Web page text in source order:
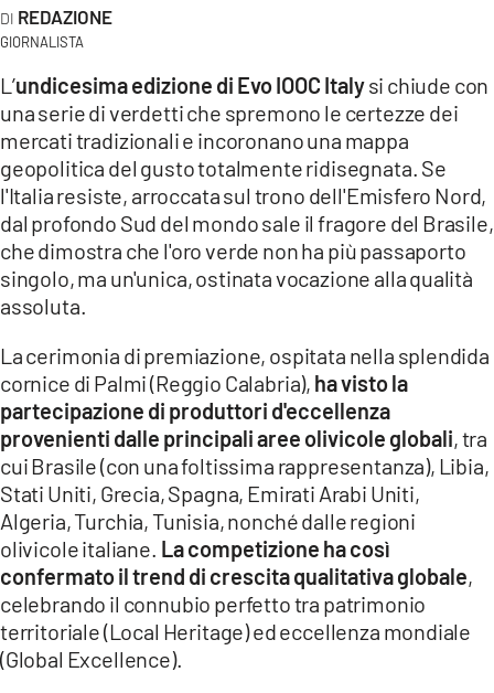
LaC
LACPLAY.IT
LACTV.IT
LACONAIR.IT
LACITYMAG.IT
ILREGGINO.IT
COSENZACHANNEL.IT
ILVIBONESE.IT
CATANZAROCHANNEL.IT
LACAPITALENEWS.IT
App
ANDROID
APPLE
REDAZIONE
GIORNALISTA
L’undicesima edizione di Evo IOOC Italysi chiude con
una serie di verdetti che spremono le certezze dei
mercati tradizionali e incoronano una mappa
geopolitica del gusto totalmente ridisegnata. Se
l'Italia resiste, arroccata sul trono dell'Emisfero Nord,
dal profondo Sud del mondo sale il fragore del Brasile,
che dimostra che l'oro verde non ha più passaporto
singolo, ma un'unica, ostinata vocazione alla qualità
assoluta.
La cerimonia di premiazione, ospitata nella splendida
cornice di Palmi (Reggio Calabria), ha visto la
partecipazione di produttori d'eccellenza
provenienti dalle principali aree olivicole globali, tra
cui Brasile (con una foltissima rappresentanza), Libia,
Stati Uniti, Grecia, Spagna, Emirati Arabi Uniti,
Algeria, Turchia, Tunisia, nonché dalle regioni
olivicole italiane. La competizione ha così
confermato il trend di crescita qualitativa globale,
celebrando il connubio perfetto tra patrimonio
territoriale (Local Heritage) ed eccellenza mondiale
(Global Excellence).